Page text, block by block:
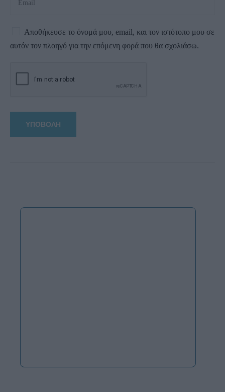
Αποθήκευσε το όνομά μου, email, και τον ιστότοπο μου σε
αυτόν τον πλοηγό για την επόμενη φορά που θα σχολιάσω.